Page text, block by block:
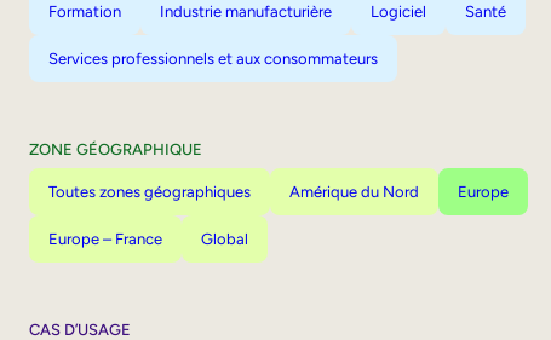
Formation Industrie manufacturière Logiciel Santé
Services professionnels et aux consommateurs
ZONE GÉOGRAPHIQUE
Toutes zones géographiques Amérique du Nord Europe
Europe – France Global
CAS D’USAGE